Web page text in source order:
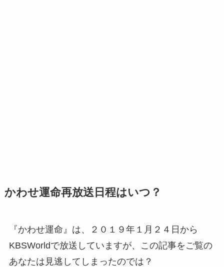
かわせ運命再放送日程はいつ？
『かわせ運命』は、２０１９年１月２４日から
KBSWorldで放送していますが、この記事をご覧の
あなたは見逃してしまったのでは？